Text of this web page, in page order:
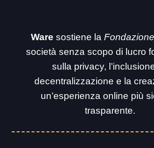
Ware sostiene la
società senza scopo di lucro
sulla privacy,
decentralizzazione e la
un’esperienza online più
trasparente.